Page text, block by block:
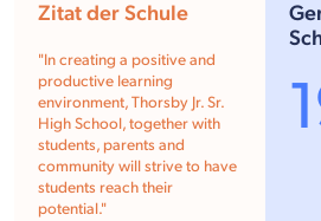
Zitat der Schule
"In creating a positive and
productive learning
environment, Thorsby Jr. Sr.
High School, together with
students, parents and
community will strive to have
students reach their
potential."